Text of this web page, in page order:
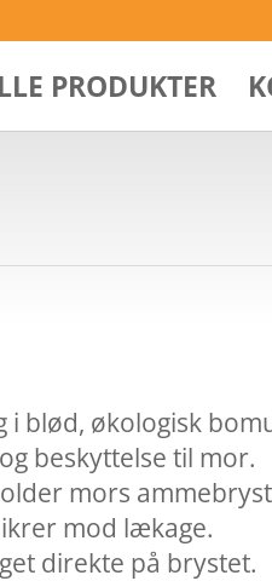
PRODUKTER
i blød, økologisk
beskyttelse til mor.
mors
mod lækage.
direkte på brystet.